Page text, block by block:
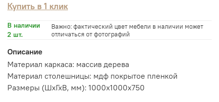
Купить в 1 клик
В наличии
2 шт.
Важно: фактический цвет мебели в наличии может
отличаться от фотографий
Описание
Материал каркаса: массив дерева
Материал столешницы: мдф покрытое пленкой
Размеры (ШхГхВ, мм): 1000х1000х750